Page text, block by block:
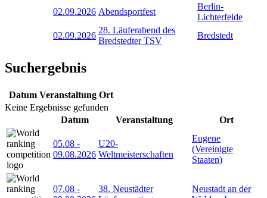
02.09.2026 Abendsportfest
Berlin-
Lichterfelde
02.09.2026
28. Läuferabend des
Bredstedter TSV
Bredstedt
Suchergebnis
Datum Veranstaltung Ort
Keine Ergebnisse gefunden
Datum
Veranstaltung Ort
05.08 -
09.08.2026
U20-
Weltmeisterschaften
Eugene
(Vereinigte
Staaten)
07.08 -
38. Neustädter
Neustadt an der